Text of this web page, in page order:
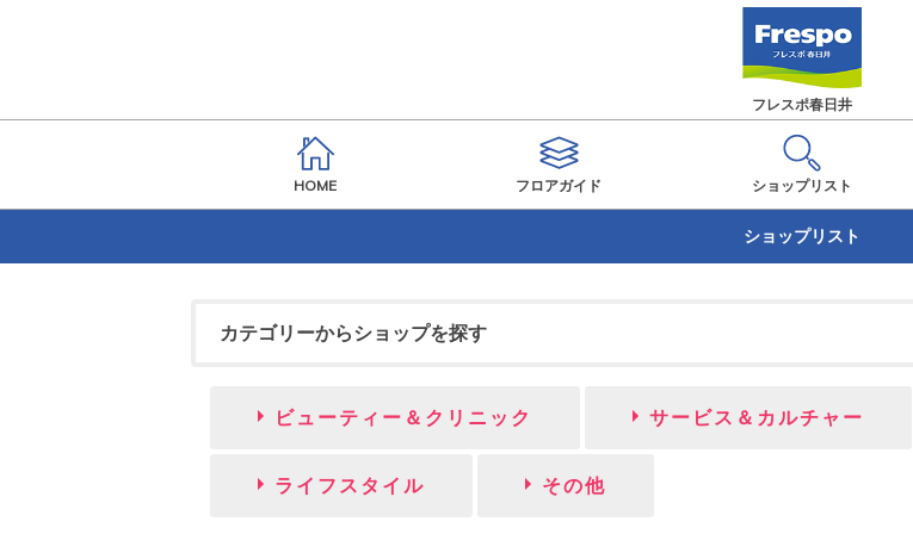
フレスポ春日井
HOME フロアガイド ショップリスト
ショップリスト
カテゴリーからショップを探す
ビューティー＆クリニック サービス＆カルチャー
ライフスタイル その他